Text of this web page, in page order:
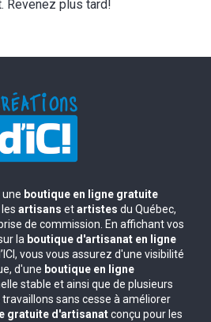
Revenez plus tard!
une boutique en ligne gratuite
artisans etartistes du Québec,
de commission. En affichant vos
la boutique d'artisanat en ligne
vous vous assurez d'une visibilité
d'une boutique en ligne
stable et ainsi que de plusieurs
sans cesse à améliorer
gratuite d'artisanatconçu pour les